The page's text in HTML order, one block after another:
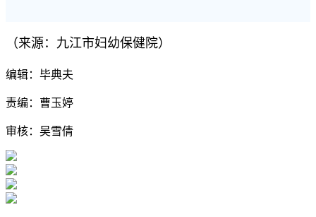
（来源：九江市妇幼保健院）
编辑：毕典夫
责编：曹玉婷
审核：吴雪倩